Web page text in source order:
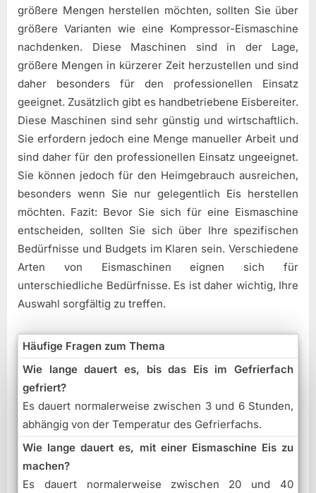
größere Mengen herstellen möchten, sollten Sie über
größere Varianten wie eine Kompressor-Eismaschine
nachdenken. Diese Maschinen sind in der Lage,
größere Mengen in kürzerer Zeit herzustellen und sind
daher besonders für den professionellen Einsatz
geeignet. Zusätzlich gibt es handbetriebene Eisbereiter.
Diese Maschinen sind sehr günstig und wirtschaftlich.
Sie erfordern jedoch eine Menge manueller Arbeit und
sind daher für den professionellen Einsatz ungeeignet.
Sie können jedoch für den Heimgebrauch ausreichen,
besonders wenn Sie nur gelegentlich Eis herstellen
möchten. Fazit: Bevor Sie sich für eine Eismaschine
entscheiden, sollten Sie sich über Ihre spezifischen
Bedürfnisse und Budgets im Klaren sein. Verschiedene
Arten von Eismaschinen eignen sich für
unterschiedliche Bedürfnisse. Es ist daher wichtig, Ihre
Auswahl sorgfältig zu treffen.
Häufige Fragen zum Thema
Wie lange dauert es, bis das Eis im Gefrierfach
gefriert?
Es dauert normalerweise zwischen 3 und 6 Stunden,
abhängig von der Temperatur des Gefrierfachs.
Wie lange dauert es, mit einer Eismaschine Eis zu
machen?
Es dauert normalerweise zwischen 20 und 40